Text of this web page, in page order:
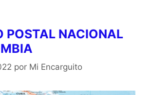
POSTAL NACIONAL
por Mi Encarguito